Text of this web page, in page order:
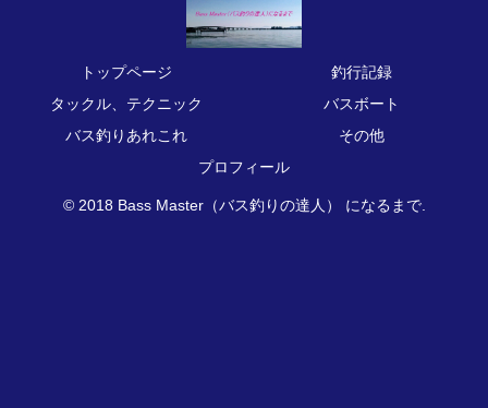
トップページ
釣行記録
タックル、テクニック
バスボート
バス釣りあれこれ
その他
プロフィール
© 2018 Bass Master（バス釣りの達人） になるまで.